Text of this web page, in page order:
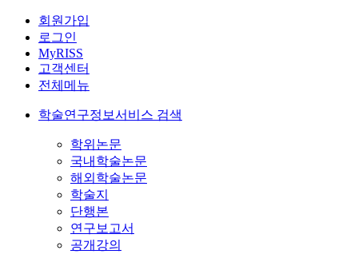
회원가입
로그인
MyRISS
고객센터
전체메뉴
학술연구정보서비스 검색
학위논문
국내학술논문
해외학술논문
학술지
단행본
연구보고서
공개강의